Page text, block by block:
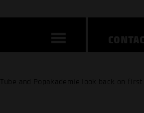
and Popakademie look back on first